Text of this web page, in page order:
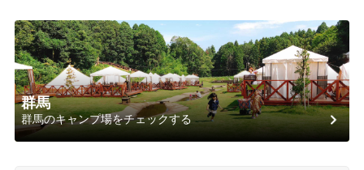
群馬
群馬のキャンプ場をチェックする